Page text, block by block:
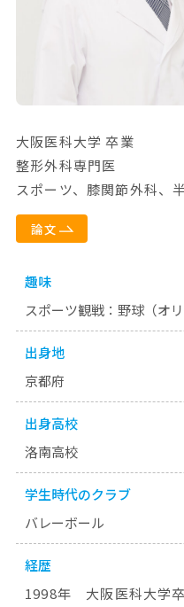
大阪医科大学 卒業
整形外科専門医
スポーツ、膝関節外科、
論文
趣味
スポーツ観戦：野球（オ
出身地
京都府
出身高校
洛南高校
学生時代のクラブ
バレーボール
経歴
1998年 大阪医科大学